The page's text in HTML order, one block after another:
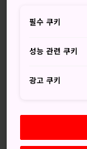
기차를 이용하는
JR 게이요선 끝
할 수 있습니다.
버스 노선을 이
리를 이용해 배
쪽의 가나가와현
필수 쿠키
성능 관련 쿠키
광고 쿠키